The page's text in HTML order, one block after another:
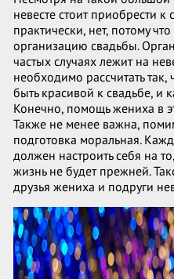
невесте стоит приобрести к
практически, нет, потому
организацию свадьбы.
частых случаях лежит на
необходимо рассчитать так,
быть красивой к свадьбе, и
Конечно, помощь жениха в
Также не менее важна,
подготовка моральная.
должен настроить себя на
жизнь не будет прежней.
друзья жениха и подруги